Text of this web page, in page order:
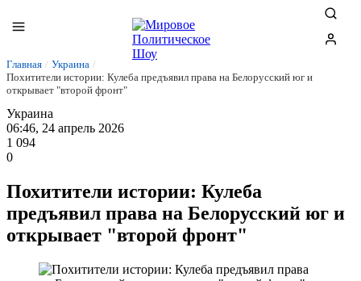
Главная / Украина /
Похитители истории: Кулеба предъявил права на Белорусский юг и
открывает "второй фронт"
Украина
06:46, 24 апрель 2026
1 094
0
Похитители истории: Кулеба
предъявил права на Белорусский юг и
открывает "второй фронт"